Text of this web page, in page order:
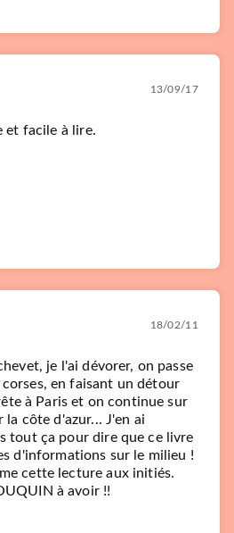
13/09/17
et facile à lire.
18/02/11
je l'ai dévorer, on passe
corses, en faisant un détour
à Paris et on continue sur
la côte d'azur... J'en ai
tout ça pour dire que ce livre
d'informations sur le milieu !
cette lecture aux initiés.
à avoir !!